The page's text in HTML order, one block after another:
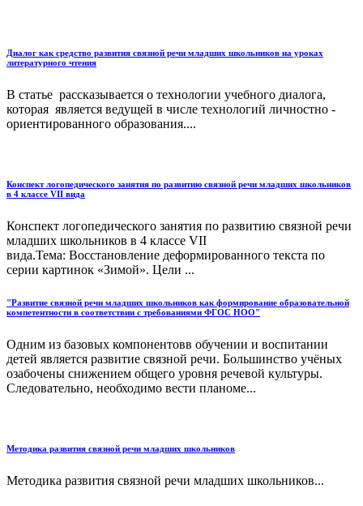
Диалог как средство развития связной речи младших школьников на уроках
литературного чтения
В статье рассказывается о технологии учебного диалога,
которая является ведущей в числе технологий личностно -
ориентированного образования....
Конспект логопедического занятия по развитию связной речи младших школьников
в 4 классе VII вида
Конспект логопедического занятия по развитию связной речи
младших школьников в 4 классе VII
вида.Тема: Восстановление деформированного текста по
серии картинок «Зимой». Цели ...
"Развитие связной речи младших школьников как формирование образовательной
компетентности в соответствии с требованиями ФГОС НОО"
Одним из базовых компонентовв обучении и воспитании
детей является развитие связной речи. Большинство учёных
озабочены снижением общего уровня речевой культуры.
Следовательно, необходимо вести планоме...
Методика развития связной речи младших школьников
Методика развития связной речи младших школьников...